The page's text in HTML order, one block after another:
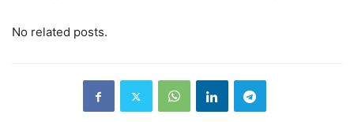
No related posts.